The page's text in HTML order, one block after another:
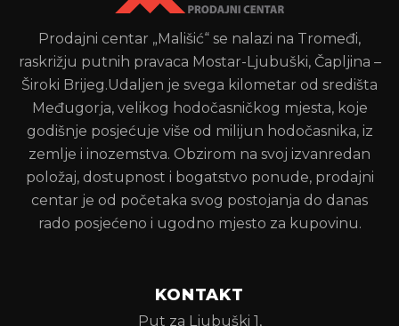
Prodajni centar „Mališić“ se nalazi na Tromeđi,
raskrižju putnih pravaca Mostar-Ljubuški, Čapljina –
Široki Brijeg.Udaljen je svega kilometar od središta
Međugorja, velikog hodočasničkog mjesta, koje
godišnje posjećuje više od milijun hodočasnika, iz
zemlje i inozemstva. Obzirom na svoj izvanredan
položaj, dostupnost i bogatstvo ponude, prodajni
centar je od početaka svog postojanja do danas
rado posjećeno i ugodno mjesto za kupovinu.
KONTAKT
Put za Ljubuški 1,